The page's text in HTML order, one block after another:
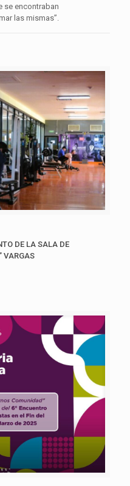
se encontraban
las mismas”.
DE LA SALA DE
VARGAS